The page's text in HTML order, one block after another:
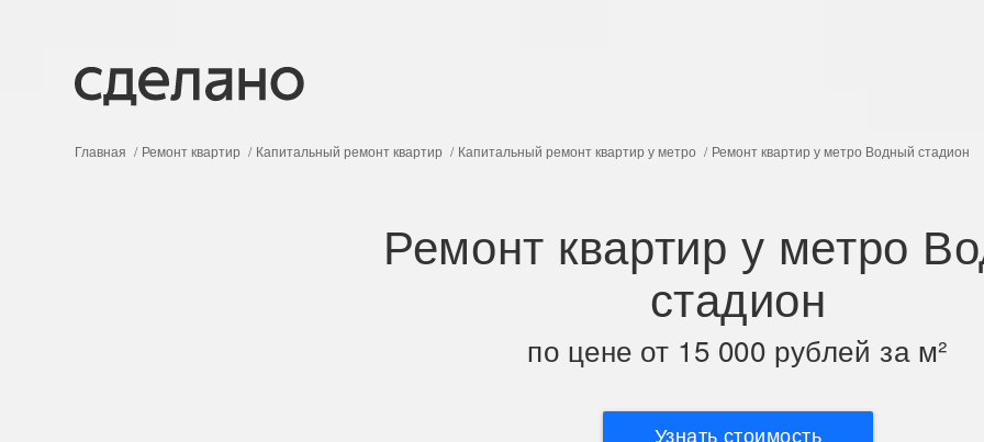
Главная Ремонт квартир Капитальный ремонт квартир Капитальный ремонт квартир у метро Ремонт квартир у метро Водный стадион
Ремонт квартир у метро
стадион
по цене от 15 000 рублей за м²
Узнать стоимость